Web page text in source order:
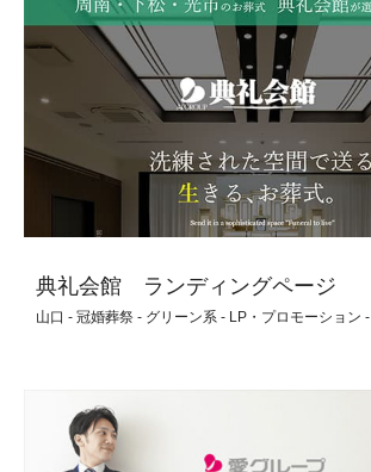
典礼会館 ランディングページ
山口 - 冠婚葬祭 - グリーン系 - LP・プロモーション -